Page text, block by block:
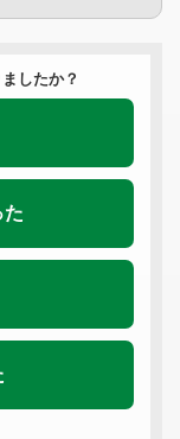
したか？
た